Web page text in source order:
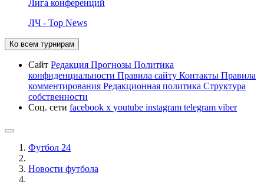
Лига конференций
ЛЧ - Top News
Ко всем турнирам
Сайт Редакция Прогнозы Политика
конфиденциальности Правила сайту Контакты Правила
комментирования Редакционная политика Структура
собственности
Соц. сети facebook x youtube instagram telegram viber
Футбол 24
Новости футбола